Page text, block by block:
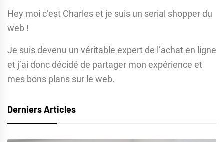
Hey moi c’est Charles et je suis un serial shopper du
web !
Je suis devenu un véritable expert de l’achat en ligne
et j’ai donc décidé de partager mon expérience et
mes bons plans sur le web.
Derniers Articles